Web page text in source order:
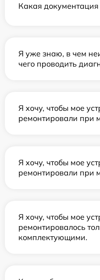
Какая документация
Я уже знаю, в чем
чего проводить
Я хочу, чтобы мое
ремонтировали при
Я хочу, чтобы мое
ремонтировали при
Я хочу, чтобы мое
ремонтировалось
комплектующими.